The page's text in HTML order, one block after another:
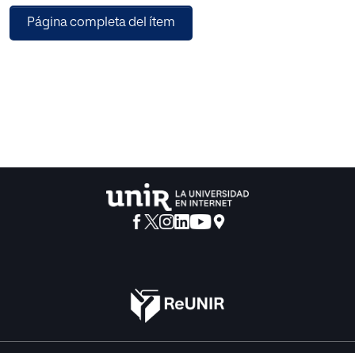
debe hacer con el menor impacto en el medio ambiente
(Wei et al., 2007).
Página completa del ítem